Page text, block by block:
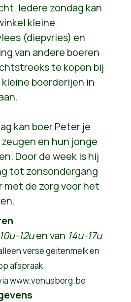
Iedere zondag kan
kleine
(diepvries) en
van andere boeren
te kopen bij
boerderijen in
kan boer Peter je
en hun jonge
Door de week is hij
tot zonsondergang
met de zorg voor het
10u-12uen van 14u-17u
verse geitenmelk en
afspraak.
www.venusberg.be